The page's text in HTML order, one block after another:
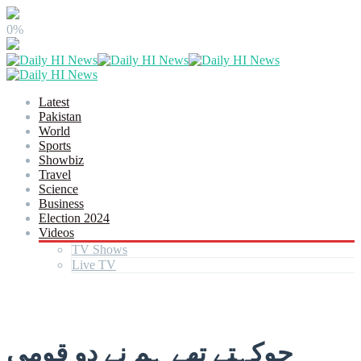
0%
Latest
Pakistan
World
Sports
Showbiz
Travel
Science
Business
Election 2024
Videos
TV Shows
Live TV
جوکہتے تھے ہم نے دو قومی